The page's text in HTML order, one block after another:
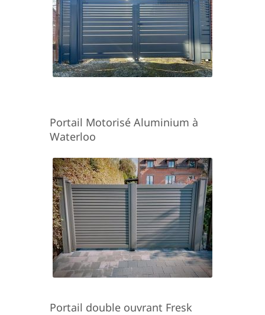
Portail Motorisé Aluminium à
Waterloo
Portail double ouvrant Fresk